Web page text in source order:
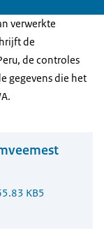
verwerkte
de
de controles
gegevens die het
KB5